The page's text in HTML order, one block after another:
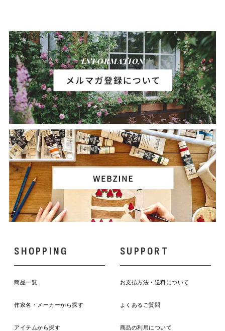
SHOPPING
商品一覧
作家名・メーカーから探す
アイテムから探す
SUPPORT
お支払方法・送料について
よくあるご質問
商品の利用について